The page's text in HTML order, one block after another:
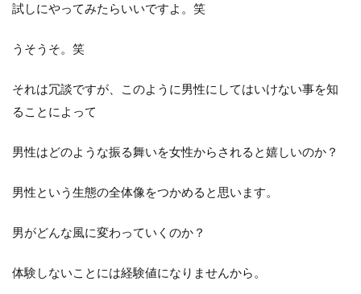
試しにやってみたらいいですよ。笑
うそうそ。笑
それは冗談ですが、このように男性にしてはいけない事を知
ることによって
男性はどのような振る舞いを女性からされると嬉しいのか？
男性という生態の全体像をつかめると思います。
男がどんな風に変わっていくのか？
体験しないことには経験値になりませんから。